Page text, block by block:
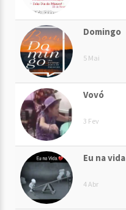
Domingo
5 Mai
Vovó
3 Fev
Eu na vida
4 Abr